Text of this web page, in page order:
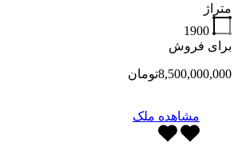
متراژ
1900
برای فروش
8,500,000,000تومان
مشاهده ملک